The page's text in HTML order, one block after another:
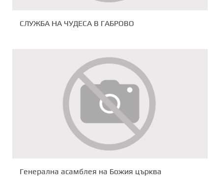
СЛУЖБА НА ЧУДЕСА В ГАБРОВО
Генерална асамблея на Божия църква